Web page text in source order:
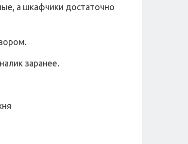
а шкафчики достаточно
заранее.